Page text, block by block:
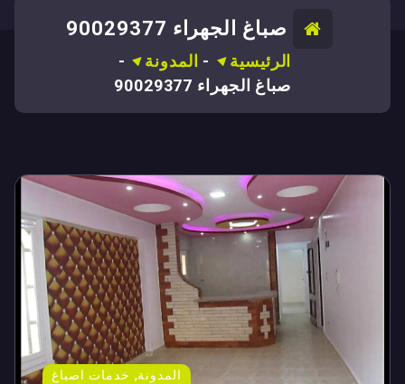
صباغ الجهراء 90029377
الرئيسية -المدونة -
صباغ الجهراء 90029377
المدونة,خدمات اصباغ